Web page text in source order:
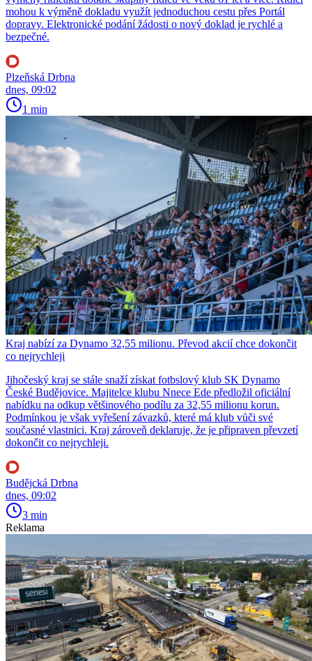
mohou k výměně dokladu využít jednoduchou cestu přes Portál
dopravy. Elektronické podání žádosti o nový doklad je rychlé a
bezpečné.
Plzeňská Drbna
dnes, 09:02
1 min
Kraj nabízí za Dynamo 32,55 milionu. Převod akcií chce dokončit
co nejrychleji
Jihočeský kraj se stále snaží získat fotbslový klub SK Dynamo
České Budějovice. Majitelce klubu Nnece Ede předložil oficiální
nabídku na odkup většinového podílu za 32,55 milionu korun.
Podmínkou je však vyřešení závazků, které má klub vůči své
současné vlastnici. Kraj zároveň deklaruje, že je připraven převzetí
dokončit co nejrychleji.
Budějcká Drbna
dnes, 09:02
3 min
Reklama